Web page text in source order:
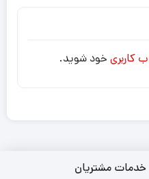
کاربری خود شوید.
خدمات مشتریان